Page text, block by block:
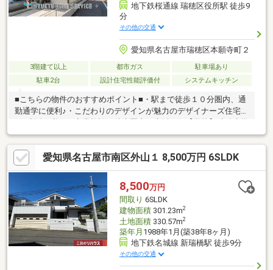
地下鉄桜通線 瑞穂区役所駅 徒歩9
分
その他の交通
愛知県名古屋市瑞穂区本願寺町２
3階建て以上 都市ガス
駐車場あり
駐車2台
設計住宅性能評価付 システムキッチン
■こちらの物件のおすすめポイント■・駅まで徒歩１０分圏内、通
勤通学に便利♪・こだわりのデザインが魅力のデザイナーズ住宅
校 徒歩6分津賀田中学校 徒歩6分資金計画や諸費用のお見積り
などお気軽にお問い合わせください。
愛知県名古屋市南区外山１ 8,500万円 6SLDK
8,500万円
間取り 6SLDK
建物面積301.23m2
土地面積330.57m2
築年月 1988年1月(築38年8ヶ月)
地下鉄名城線 新瑞橋駅 徒歩9分
その他の交通